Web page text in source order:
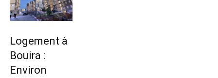
Logement à
Bouira :
Environ